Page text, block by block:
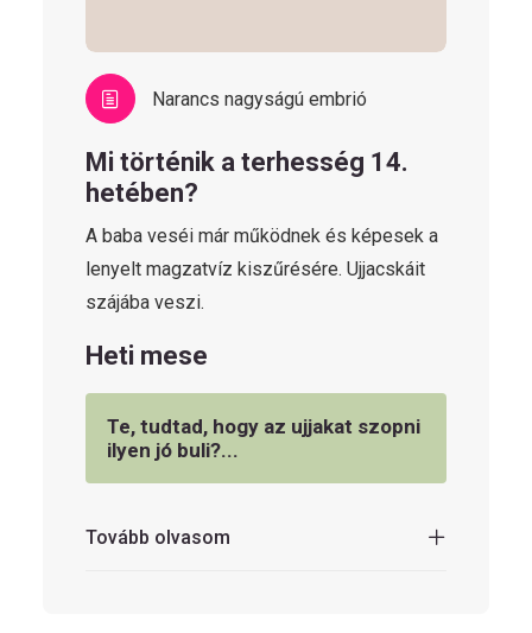
Narancs nagyságú embrió
Mi történik a terhesség 14.
hetében?
A baba veséi már működnek és képesek a
lenyelt magzatvíz kiszűrésére. Ujjacskáit
szájába veszi.
Heti mese
Te, tudtad, hogy az ujjakat szopni
ilyen jó buli?...
Tovább olvasom